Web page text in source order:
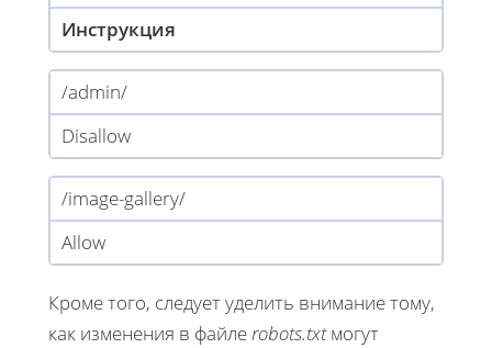
Инструкция
/admin/
Disallow
/image-gallery/
Allow
Кроме того, следует уделить внимание тому,
как изменения в файлеrobots.txtмогут